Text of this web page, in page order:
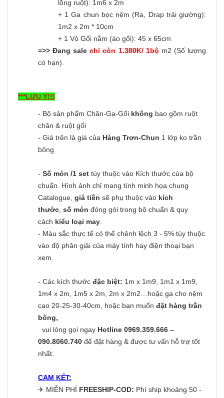
lồng ruột): 1m6 x 2m
+ 1 Ga chun bọc nệm (Ra, Drap trải giường):
1m2 x 2m * 10cm
+ 1 Vỏ Gối nằm (áo gối): 45 x 65cm
=>> Đang salechỉ còn 1.380K/ 1bộ m2 (Số lượng
có hạn).
***LƯU Ý!!!
- Bộ sản phẩm Chăn-Ga-Gối không bao gồm ruột
chăn & ruột gối
- Giá trên là giá của Hàng Trơn-Chun 1 lớp ko trần
bông
- Số món /1 set tùy thuộc vào Kích thước của bộ
chuẩn. Hình ảnh chỉ mang tính minh họa chung
Catalogue, giá tiền sẽ phụ thuộc vào kích
thước số món đóng gói trong bộ chuẩn & quy
cách kiểu loại may
- Màu sắc thực tế có thể chênh lệch 3 - 5% tùy thuộc
vào độ phân giải của máy tính hay điện thoại bạn
xem.
- Các kích thước đặc biệt: 1m x 1m9, 1m1 x 1m9,
1m4 x 2m, 1m5 x 2m, 2m x 2m2…hoặc ga cho nệm
cao 20-25-30-40cm, hoặc bạn muốn đặt hàng trần
bông,
vui lòng gọi ngay Hotline 0969.359.666 –
090.8060.740 để đặt hàng & được tư vấn hỗ trợ tốt
nhất.
CAM KẾT:
✈ MIỄN PHÍ FREESHIP-COD: Phí ship khoảng 50 -